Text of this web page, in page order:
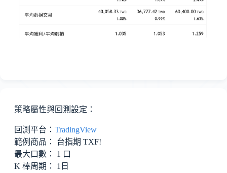
策略屬性與回測設定：
回測平台： TradingView
範例商品： 台指期 TXF!
最大口數： 1 口
K 棒周期： 1日